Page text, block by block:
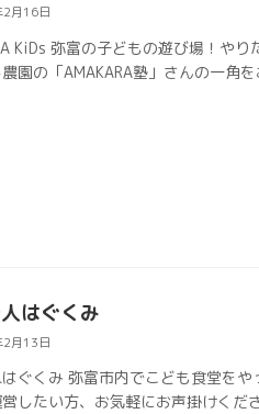
月16日
KiDs 弥富の子どもの遊び場！や
園の「AMAKARA塾」さんの一角
はぐくみ
月13日
はぐくみ 弥富市内でこども食堂を
したい方、お気軽にお声掛けく